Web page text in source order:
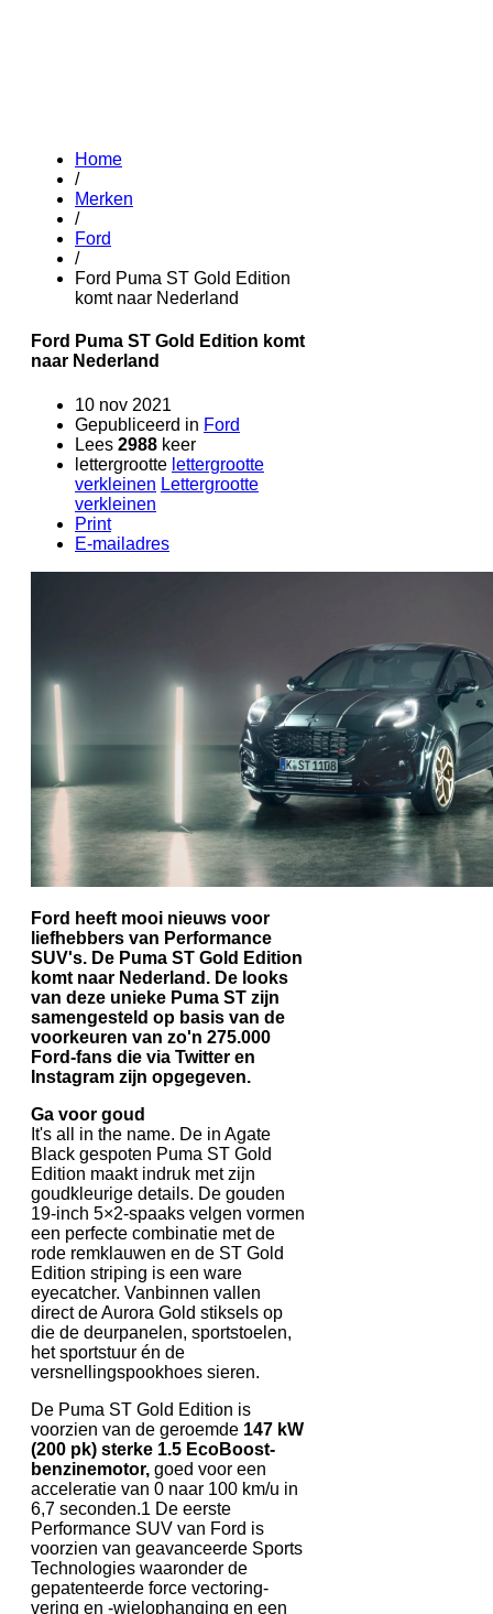
Home
/
Merken
/
Ford
/
Ford Puma ST Gold Edition
komt naar Nederland
Ford Puma ST Gold Edition komt
naar Nederland
10 nov 2021
Gepubliceerd in Ford
Lees 2988 keer
lettergrootte lettergrootte
verkleinen Lettergrootte
verkleinen
Print
E-mailadres
Ford heeft mooi nieuws voor
liefhebbers van Performance
SUV's. De Puma ST Gold Edition
komt naar Nederland. De looks
van deze unieke Puma ST zijn
samengesteld op basis van de
voorkeuren van zo'n 275.000
Ford-fans die via Twitter en
Instagram zijn opgegeven.
Ga voor goud
It's all in the name. De in Agate
Black gespoten Puma ST Gold
Edition maakt indruk met zijn
goudkleurige details. De gouden
19-inch 5×2-spaaks velgen vormen
een perfecte combinatie met de
rode remklauwen en de ST Gold
Edition striping is een ware
eyecatcher. Vanbinnen vallen
direct de Aurora Gold stiksels op
die de deurpanelen, sportstoelen,
het sportstuur én de
versnellingspookhoes sieren.
De Puma ST Gold Edition is
voorzien van de geroemde 147 kW
(200 pk) sterke 1.5 EcoBoost-
benzinemotor, goed voor een
acceleratie van 0 naar 100 km/u in
6,7 seconden.1 De eerste
Performance SUV van Ford is
voorzien van geavanceerde Sports
Technologies waaronder de
gepatenteerde force vectoring-
vering en -wielophanging en een